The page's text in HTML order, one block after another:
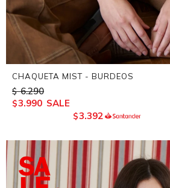
CHAQUETA MIST - BURDEOS
$ 6.290
$3.990
$3.392